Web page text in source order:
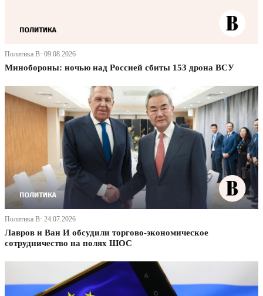
Политика В· 09.08.2026
Минобороны: ночью над Россией сбиты 153 дрона ВСУ
Политика В· 24.07.2026
Лавров и Ван И обсудили торгово-экономическое
сотрудничество на полях ШОС